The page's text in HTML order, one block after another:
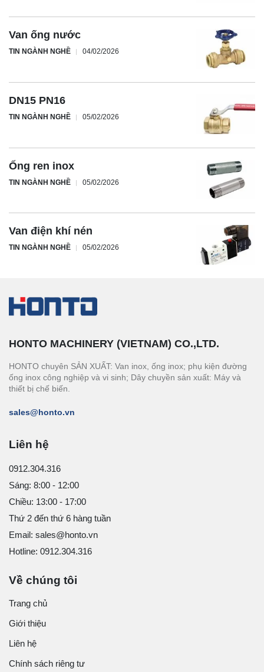
Van ống nước
TIN NGÀNH NGHỀ 04/02/2026
DN15 PN16
TIN NGÀNH NGHỀ 05/02/2026
Ống ren inox
TIN NGÀNH NGHỀ 05/02/2026
Van điện khí nén
TIN NGÀNH NGHỀ 05/02/2026
HONTO MACHINERY (VIETNAM) CO.,LTD.
HONTO chuyên SẢN XUẤT: Van inox, ống inox; phụ kiện đường
ống inox công nghiệp và vi sinh; Dây chuyền sản xuất: Máy và
thiết bị chế biến.
sales@honto.vn
Liên hệ
0912.304.316
Sáng: 8:00 - 12:00
Chiều: 13:00 - 17:00
Thứ 2 đến thứ 6 hàng tuần
Email: sales@honto.vn
Hotline: 0912.304.316
Về chúng tôi
Trang chủ
Giới thiệu
Liên hệ
Chính sách riêng tư